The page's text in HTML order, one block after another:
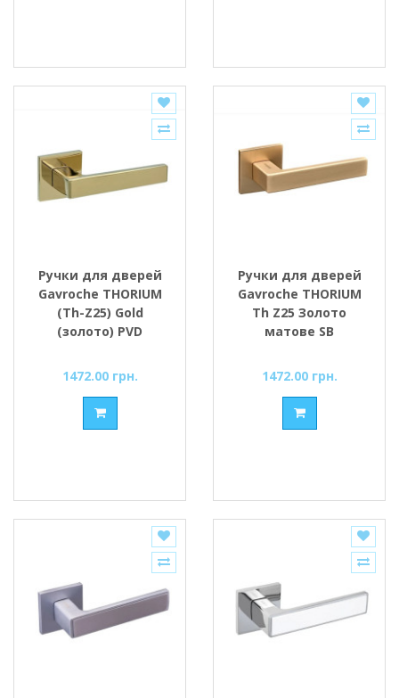
Ручки для дверей
Gavroche THORIUM
(Th-Z25) Gold
(золото) PVD
1472.00 грн.
Ручки для дверей
Gavroche THORIUM
Th Z25 Золото
матове SB
1472.00 грн.